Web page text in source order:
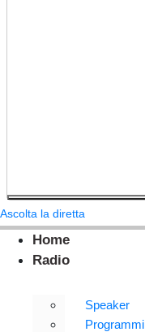
Ascolta la diretta
Home
Radio
Speaker
Programmi